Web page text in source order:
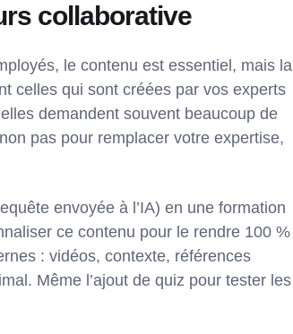
collaborative
le contenu est essentiel, mais la
celles qui sont créées par vos experts
demandent souvent beaucoup de
pas pour remplacer votre expertise,
envoyée à l’IA) en une formation
ce contenu pour le rendre 100 %
: vidéos, contexte, références
Même l’ajout de quiz pour tester les